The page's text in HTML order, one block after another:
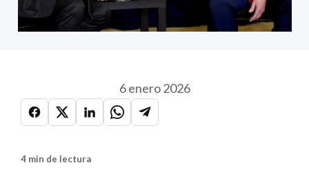
6 enero 2026
4 min de lectura